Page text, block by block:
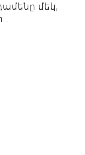
մեկ,